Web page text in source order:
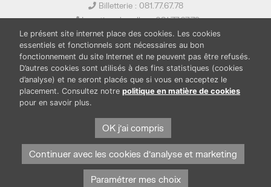
Billetterie : 081.77.67.78
Location de salles : 081.77.67.79
info@ledelta.be
BOUTIQUE
Le présent site internet place des cookies. Les cookies
essentiels et fonctionnels sont nécessaires au bon
fonctionnement du site Internet et ne peuvent pas être refusés.
D’autres cookies sont utilisés à des fins statistiques (cookies
d’analyse) et ne seront placés que si vous en acceptez le
placement. Consultez notre politique en matière de cookies
pour en savoir plus.
OK j'ai compris
Continuer avec les cookies d'analyse et marketing
Paramétrer mes choix